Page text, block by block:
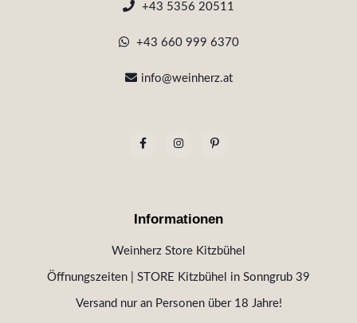
+43 5356 20511
+43 660 999 6370
info@weinherz.at
Informationen
Weinherz Store Kitzbühel
Öffnungszeiten | STORE Kitzbühel in Sonngrub 39
Versand nur an Personen über 18 Jahre!